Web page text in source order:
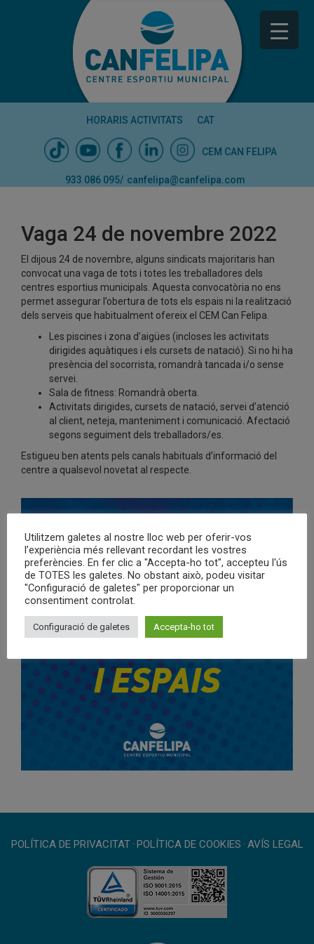
HORARIS ACTIVITATS CAT
CEM CAN FELIPA
933 086 095/ canfelipa@canfelipa.com
Vaga 24 de novembre 2022
El dijous 24 de novembre, alguns sindicats majoritaris han
convocat una vaga de tots i totes les treballadores dels
centres esportius municipals. Aquesta convocatòria no ens
permet assegurar l’obertura de tots els espais ni la realització
dels serveis que habitualment ofereix el CEM Can Felipa.
Les piscines i zona d’aigües (incloses les activitats
dirigides aquàtiques i els cursets de natació). Si no hi ha
presència del socorrista, romandrà tancada i/o sense
servei.
Sala de fitness: Romandrà oberta.
Activitats dirigides, cursets de natació, servei d’atenció
al client, neteja, manteniment i comunicació. Afectació
segons seguiment dels treballadors/es.
Estigueu ben atents pels canals habituals d’informació del
centre a qualsevol novetat al respecte.
POLÍTICA DE PRIVACITAT · POLÍTICA DE COOKIES · AVÍS LEGAL
Utilitzem galetes al nostre lloc web per oferir-vos
l’experiència més rellevant recordant les vostres
preferències. En fer clic a "Accepta-ho tot", accepteu l'ús
de TOTES les galetes. No obstant això, podeu visitar
"Configuració de galetes" per proporcionar un
consentiment controlat.
Configuració de galetes Accepta-ho tot